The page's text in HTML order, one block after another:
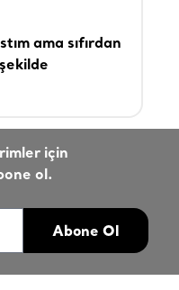
ama sıfırdan
için
ol.
Abone Ol